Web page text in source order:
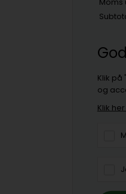
Klik
og
Klik